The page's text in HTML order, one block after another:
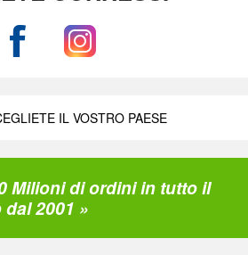
IL VOSTRO PAESE
Milioni di ordini in tutto il
2001 »